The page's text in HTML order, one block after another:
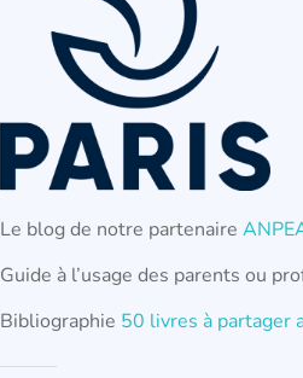
Le blog de notre partenaire
Guide à l’usage des parents ou
Bibliographie 50 livres à partager